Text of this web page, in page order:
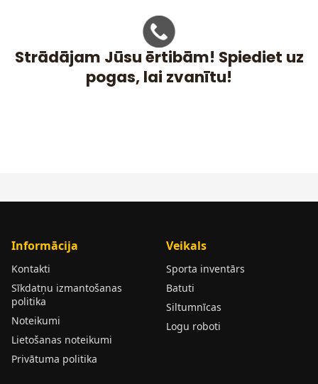
Strādājam Jūsu ērtibām! Spiediet uz
pogas, lai zvanītu!
Informācija
Kontakti
Sīkdatņu izmantošanas
politika
Noteikumi
Lietošanas noteikumi
Privātuma politika
Veikals
Sporta inventārs
Batuti
Siltumnīcas
Logu roboti